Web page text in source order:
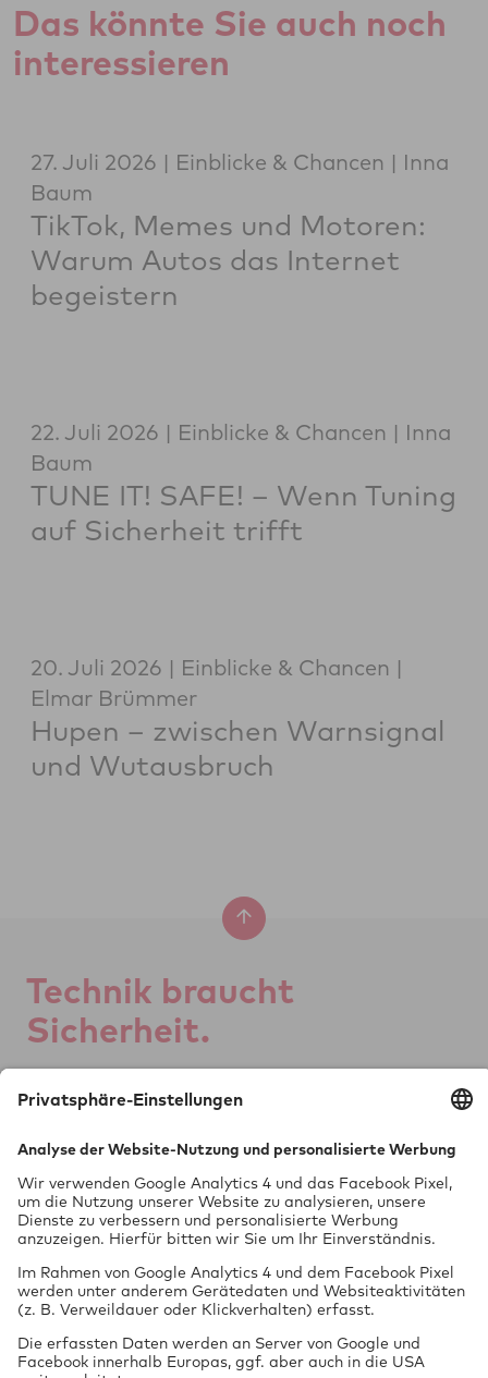
Das könnte Sie auch noch
interessieren
27. Juli 2026 Einblicke & Chancen
Inna
Baum
TikTok, Memes und Motoren:
Warum Autos das Internet
begeistern
22. Juli 2026 Einblicke & Chancen
Inna
Baum
TUNE IT! SAFE! – Wenn Tuning
auf Sicherheit trifft
20. Juli 2026
Einblicke & Chancen
Elmar Brümmer
Hupen – zwischen Warnsignal
und Wutausbruch
Tech­nik braucht
Si­cher­heit.
GTÜ Ge­sell­schaft für
Vor dem Lauch 25
70567 Stuttgart
FON 0711 97676-0
MAIL info@gtue.de
WEB www.gtue.de
Datenschutz